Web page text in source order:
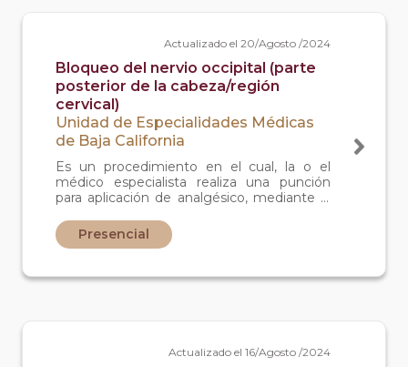
Actualizado el 20/Agosto /2024
Bloqueo del nervio occipital (parte
posterior de la cabeza/región
cervical)
Unidad de Especialidades Médicas
de Baja California
Es un procedimiento en el cual, la o el
médico especialista realiza una punción
para aplicación de analgésico, mediante la
Presencial
Actualizado el 16/Agosto /2024